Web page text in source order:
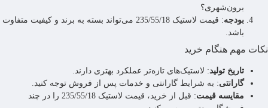
برون‌شهری؟
بودجه
: قیمت لاستیک 235/55/18 می‌تواند بسته به برند و کیفیت متفاوت
باشد.
نکات مهم هنگام خرید
تاریخ تولید: لاستیک‌های تازه‌تر عملکرد بهتری دارند.
گارانتی: به شرایط گارانتی و خدمات پس از فروش توجه کنید.
مقایسه قیمت
: قبل از خرید، قیمت لاستیک 235/55/18 را در چند